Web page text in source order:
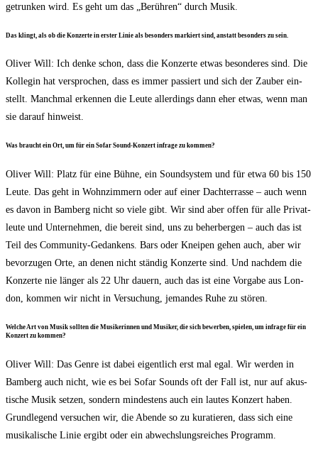
getrun­ken wird. Es geht um das „Berüh­ren“ durch Musik.
Das klingt, als ob die Kon­zer­te in ers­ter Linie als beson­ders mar­kiert sind, anstatt beson­ders zu sein.
Oli­ver Will: Ich den­ke schon, dass die Kon­zer­te etwas beson­de­res sind. Die
Kol­le­gin hat ver­spro­chen, dass es immer pas­siert und sich der Zau­ber ein­
stellt. Manch­mal erken­nen die Leu­te aller­dings dann eher etwas, wenn man
sie dar­auf hinweist.
Was braucht ein Ort, um für ein Sofar Sound-Kon­zert infra­ge zu kommen?
Oli­ver Will: Platz für eine Büh­ne, ein Sound­sys­tem und für etwa 60 bis 150
Leu­te. Das geht in Wohn­zim­mern oder auf einer Dach­ter­ras­se – auch wenn
es davon in Bam­berg nicht so vie­le gibt. Wir sind aber offen für alle Pri­vat­
leu­te und Unter­neh­men, die bereit sind, uns zu beher­ber­gen – auch das ist
Teil des Com­mu­ni­ty-Gedan­kens. Bars oder Knei­pen gehen auch, aber wir
bevor­zu­gen Orte, an denen nicht stän­dig Kon­zer­te sind. Und nach­dem die
Kon­zer­te nie län­ger als 22 Uhr dau­ern, auch das ist eine Vor­ga­be aus Lon­
don, kom­men wir nicht in Ver­su­chung, jeman­des Ruhe zu stören.
Wel­che Art von Musik soll­ten die Musi­ke­rin­nen und Musi­ker, die sich bewer­ben, spie­len, um infra­ge für ein
Kon­zert zu kommen?
Oli­ver Will: Das Gen­re ist dabei eigent­lich erst mal egal. Wir wer­den in
Bam­berg auch nicht, wie es bei Sofar Sounds oft der Fall ist, nur auf akus­
ti­sche Musik set­zen, son­dern min­des­tens auch ein lau­tes Kon­zert haben.
Grund­le­gend ver­su­chen wir, die Aben­de so zu kura­tie­ren, dass sich eine
musi­ka­li­sche Linie ergibt oder ein abwechs­lungs­rei­ches Programm.